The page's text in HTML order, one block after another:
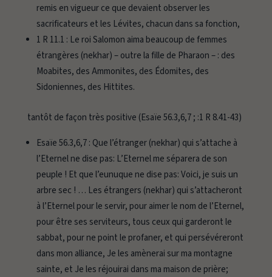
remis en vigueur ce que devaient observer les
sacrificateurs et les Lévites, chacun dans sa fonction,
1 R 11.1 : Le roi Salomon aima beaucoup de femmes
étrangères (nekhar) – outre la fille de Pharaon – : des
Moabites, des Ammonites, des Édomites, des
Sidoniennes, des Hittites.
tantôt de façon très positive (Esaïe 56.3,6,7 ; :1 R 8.41-43)
Esaïe 56.3,6,7 : Que l’étranger (nekhar) qui s’attache à
l’Eternel ne dise pas: L’Eternel me séparera de son
peuple ! Et que l’eunuque ne dise pas: Voici, je suis un
arbre sec ! … Les étrangers (nekhar) qui s’attacheront
à l’Eternel pour le servir, pour aimer le nom de l’Eternel,
pour être ses serviteurs, tous ceux qui garderont le
sabbat, pour ne point le profaner, et qui persévéreront
dans mon alliance, Je les amènerai sur ma montagne
sainte, et Je les réjouirai dans ma maison de prière;